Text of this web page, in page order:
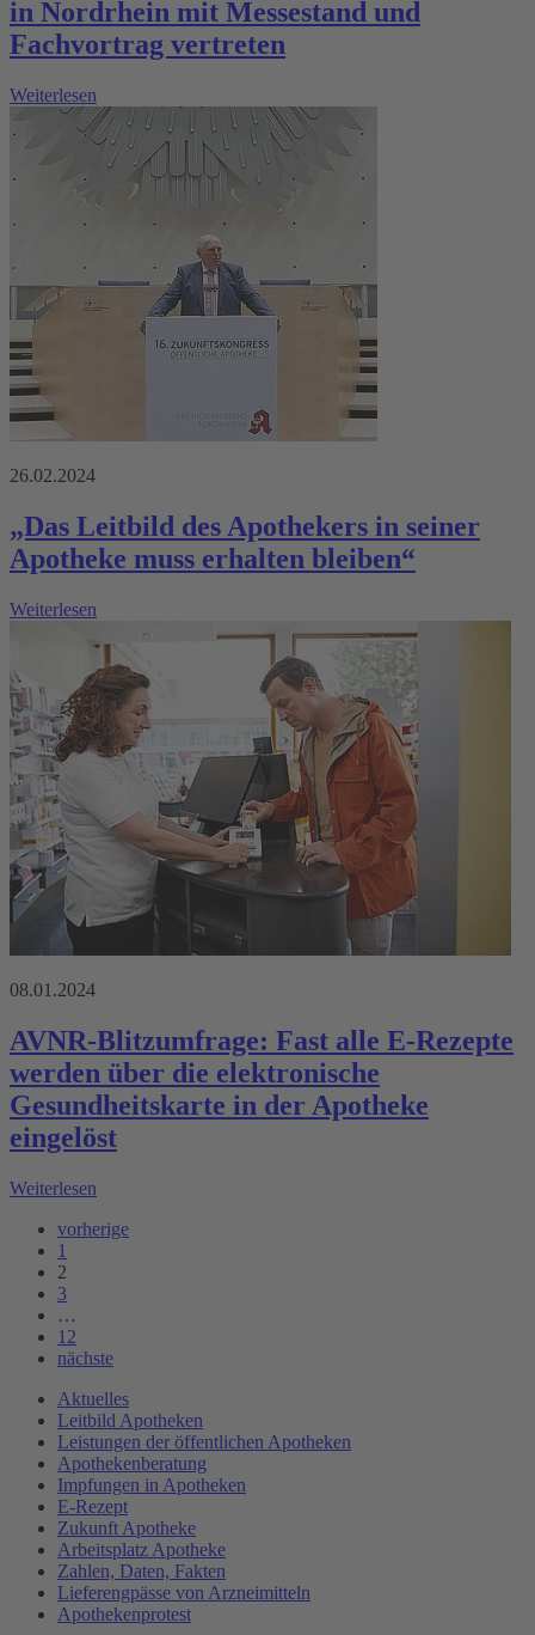
in Nordrhein mit Messestand und
Fachvortrag vertreten
Weiterlesen
26.02.2024
„Das Leitbild des Apothekers in seiner
Apotheke muss erhalten bleiben“
Weiterlesen
08.01.2024
AVNR-Blitzumfrage: Fast alle E-Rezepte
werden über die elektronische
Gesundheitskarte in der Apotheke
eingelöst
Weiterlesen
vorherige
1
2
3
…
12
nächste
Aktuelles
Leitbild Apotheken
Leistungen der öffentlichen Apotheken
Apothekenberatung
Impfungen in Apotheken
E-Rezept
Zukunft Apotheke
Arbeitsplatz Apotheke
Zahlen, Daten, Fakten
Lieferengpässe von Arzneimitteln
Apothekenprotest